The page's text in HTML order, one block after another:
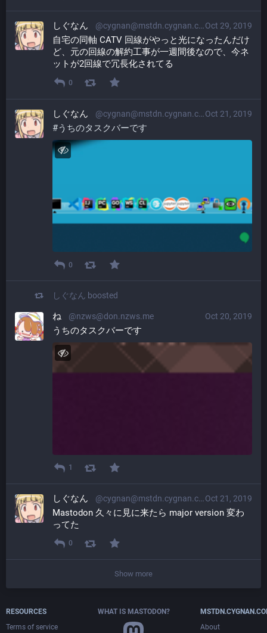
Oct 29, 2019
しぐなん @cygnan@mstdn.cygnan.com
自宅の同軸 CATV 回線がやっと光になったんだけ
ど、元の回線の解約工事が一週間後なので、今ネ
ットが2回線で冗長化されてる
0
Oct 21, 2019
しぐなん @cygnan@mstdn.cygnan.com
#うちのタスクバーです
0
しぐなん boosted
Oct 20, 2019
ね @nzws@don.nzws.me
うちのタスクバーです
1
Oct 21, 2019
しぐなん @cygnan@mstdn.cygnan.com
Mastodon 久々に見に来たら major version 変わ
ってた
0
Show more
RESOURCES
Terms of service
WHAT IS MASTODON?
About